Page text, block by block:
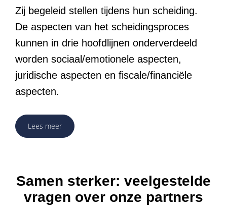
Zij begeleid stellen tijdens hun scheiding.
De aspecten van het scheidingsproces
kunnen in drie hoofdlijnen onderverdeeld
worden sociaal/emotionele aspecten,
juridische aspecten en fiscale/financiële
aspecten.
Lees meer
Samen sterker: veelgestelde
vragen over onze partners